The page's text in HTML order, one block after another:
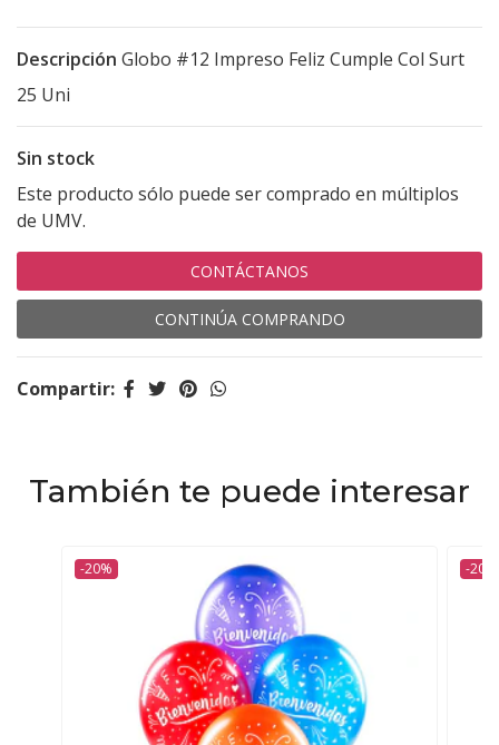
Descripción Globo #12 Impreso Feliz Cumple Col Surt
25 Uni
Sin stock
Este producto sólo puede ser comprado en múltiplos
de UMV.
CONTÁCTANOS
CONTINÚA COMPRANDO
Compartir:
También te puede interesar
-20% -20%